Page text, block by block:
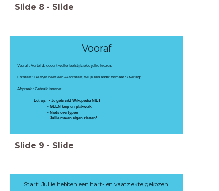
Slide 8 - Slide
Vooraf
Vooraf : Vertel de docent welke leefstijlziekte jullie kiezen.
Formaat : De flyer heeft een A4 formaat, wil je een ander formaat? Overleg!
Afspraak : Gebruik internet.
Let op: - Je gebruikt Wikepedia NIET
- GEEN knip en plakwerk,
- Niets overtypen
- Jullie maken eigen zinnen!
Slide 9 - Slide
Start: Jullie hebben een hart- en vaatziekte gekozen.